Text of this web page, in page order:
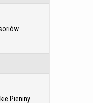
Pieniny